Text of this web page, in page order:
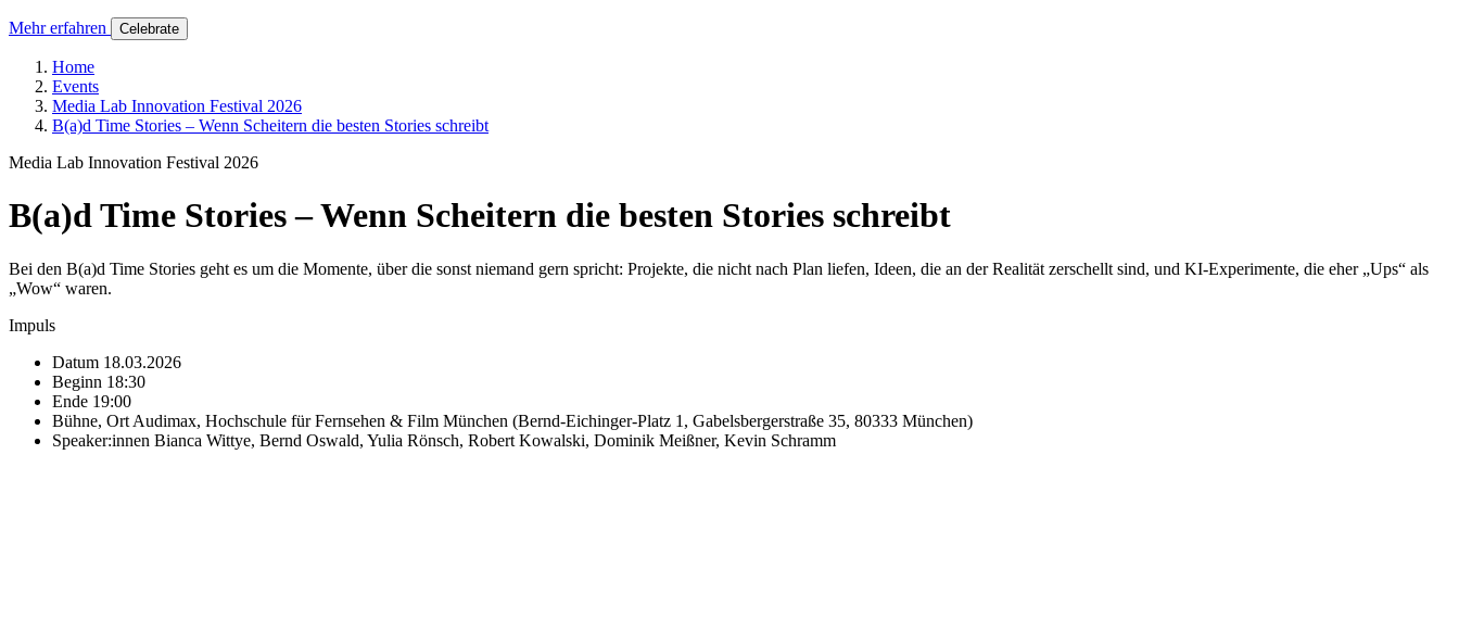
Mehr erfahren Celebrate
Home
Events
Media Lab Innovation Festival 2026
B(a)d Time Stories – Wenn Scheitern die besten Stories schreibt
Media Lab Innovation Festival 2026
B(a)d Time Stories – Wenn Scheitern die besten Stories schreibt
Bei den B(a)d Time Stories geht es um die Momente, über die sonst niemand gern spricht: Projekte, die nicht nach Plan liefen, Ideen, die an der Realität zerschellt sind, und KI-Experimente, die eher „Ups“ als
„Wow“ waren.
Impuls
Datum 18.03.2026
Beginn 18:30
Ende 19:00
Bühne, Ort Audimax, Hochschule für Fernsehen & Film München (Bernd-Eichinger-Platz 1, Gabelsbergerstraße 35, 80333 München)
Speaker:innen Bianca Wittye, Bernd Oswald, Yulia Rönsch, Robert Kowalski, Dominik Meißner, Kevin Schramm